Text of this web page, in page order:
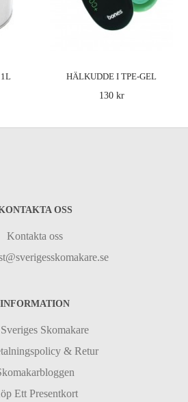
HÄLKUDDE I TPE-GEL
130 kr
OSS
Kontakta oss
INFORMATION
Skomakare
& Retur
Ett Presentkort